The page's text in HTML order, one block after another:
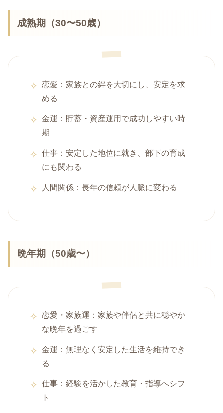
成熟期（30〜50歳）
恋愛：家族との絆を大切にし、安定を求
める
金運：貯蓄・資産運用で成功しやすい時
期
仕事：安定した地位に就き、部下の育成
にも関わる
人間関係：長年の信頼が人脈に変わる
晩年期（50歳〜）
恋愛・家族運：家族や伴侶と共に穏やか
な晩年を過ごす
金運：無理なく安定した生活を維持でき
る
仕事：経験を活かした教育・指導へシフ
ト